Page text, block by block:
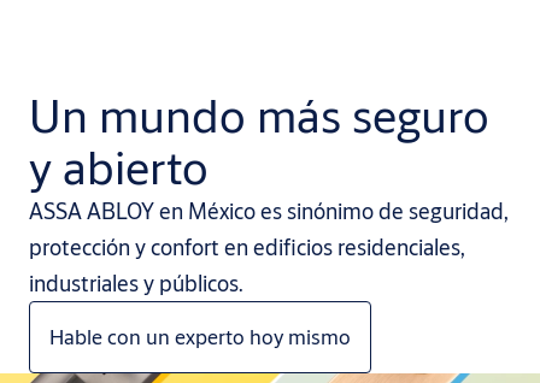
Un mundo más seguro
y abierto
ASSA ABLOY en México es sinónimo de seguridad,
protección y confort en edificios residenciales,
industriales y públicos.
Hable con un experto hoy mismo